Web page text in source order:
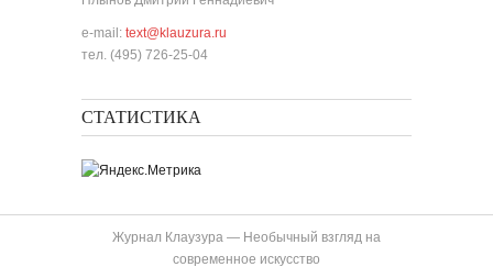
e-mail: text@klauzura.ru
тел. (495) 726-25-04
СТАТИСТИКА
Журнал Клаузура — Необычный взгляд на
современное искусство